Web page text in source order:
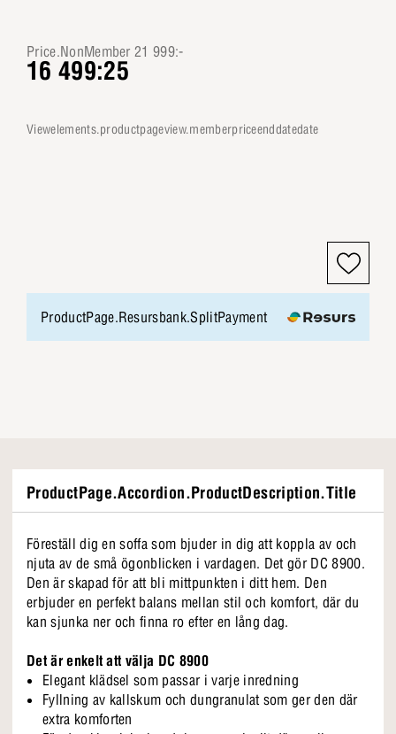
Price.NonMember 21 999:-
16 499:25
viewelements.productpageview.memberpriceenddatedate
ProductPage.Resursbank.SplitPayment
ProductPage.Accordion.ProductDescription.Title
Föreställ dig en soffa som bjuder in dig att koppla av och
njuta av de små ögonblicken i vardagen. Det gör DC 8900.
Den är skapad för att bli mittpunkten i ditt hem. Den
erbjuder en perfekt balans mellan stil och komfort, där du
kan sjunka ner och finna ro efter en lång dag.
Det är enkelt att välja DC 8900
Elegant klädsel som passar i varje inredning
Fyllning av kallskum och dungranulat som ger den där
extra komforten